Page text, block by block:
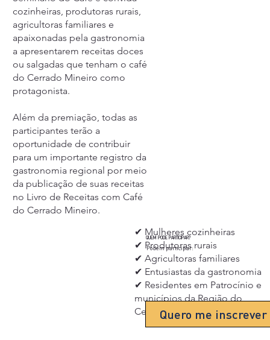
cozinheiras, produtoras rurais,
agricultoras familiares e
apaixonadas pela gastronomia
a apresentarem receitas doces
ou salgadas que tenham o café
do Cerrado Mineiro como
protagonista.
Além da premiação, todas as
participantes terão a
oportunidade de contribuir
para um importante registro da
gastronomia regional por meio
da publicação de suas receitas
no Livro de Receitas com Café
do Cerrado Mineiro.
QUEM PODE PARTICIPAR?
Podem participar:
✔ Mulheres cozinheiras
✔ Produtoras rurais
✔ Agricultoras familiares
✔ Entusiastas da gastronomia
✔ Residentes em Patrocínio e
municípios da Região do
Cerrado Mineiro.
Quero me inscrever